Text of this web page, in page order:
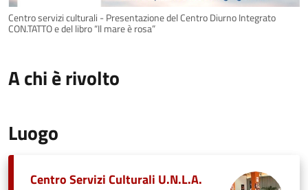
Centro servizi culturali - Presentazione del Centro Diurno Integrato
CON.TATTO e del libro “Il mare è rosa”
A chi è rivolto
Luogo
Centro Servizi Culturali U.N.L.A.